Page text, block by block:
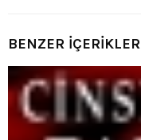
BENZER İÇERİKLER